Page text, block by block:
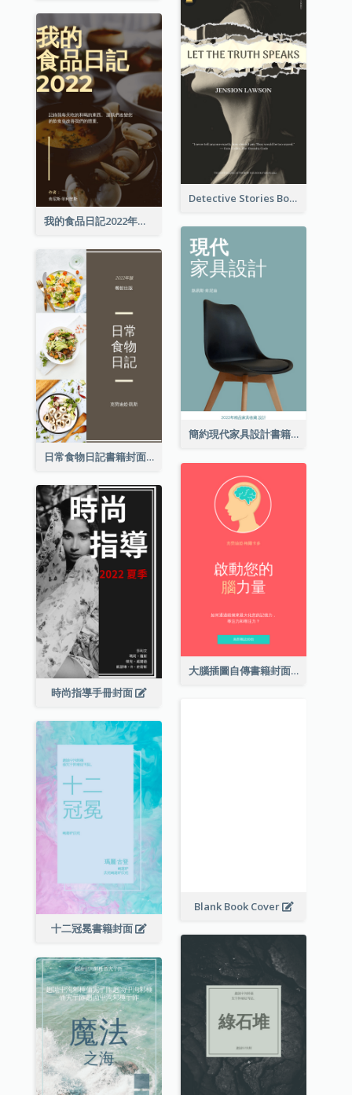
Detective Stories Book Cover
我的食品日記2022年書籍封面
簡約現代家具設計書籍封面
日常食物日記書籍封面
大腦插圖自傳書籍封面
時尚指導手冊封面
Blank Book Cover
十二冠冕書籍封面